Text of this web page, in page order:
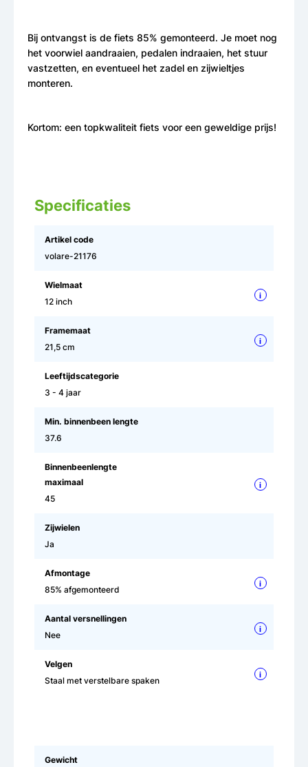
Bij ontvangst is de fiets 85% gemonteerd. Je moet nog
het voorwiel aandraaien, pedalen indraaien, het stuur
vastzetten, en eventueel het zadel en zijwieltjes
monteren.
Kortom: een topkwaliteit fiets voor een geweldige prijs!
Specificaties
Artikel code
volare-21176
Wielmaat
12 inch
i
Framemaat
21,5 cm
i
Leeftijdscategorie
3 - 4 jaar
Min. binnenbeen lengte
37.6
Binnenbeenlengte
maximaal
45
i
Zijwielen
Ja
Afmontage
85% afgemonteerd
i
Aantal versnellingen
Nee
i
Velgen
Staal met verstelbare spaken
i
Gewicht